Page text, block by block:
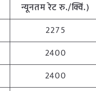
न्यूनतम रेट रु./क्विं.)
2275
2400
2400